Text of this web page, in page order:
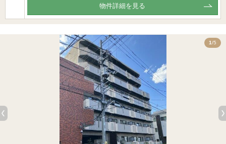
物件詳細を見る
1/5